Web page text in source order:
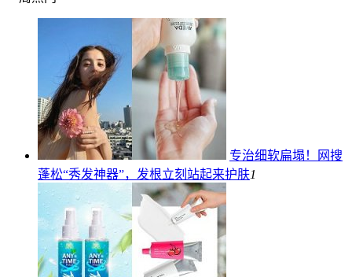
专治细软扁塌！网搜
蓬松“秀发神器”，发根立刻站起来护肤1